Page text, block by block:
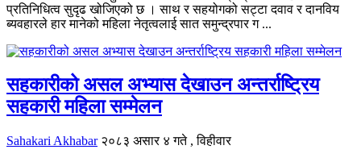
प्रतिनिधित्व सुदृढ खोजिएको छ । साथ र सहयोगको सट्टा दवाव र दानविय
ब्यवहारले हार मानेको महिला नेतृत्वलाई सात समुन्द्रपार ग ...
सहकारीको असल अभ्यास देखाउन अन्तर्राष्ट्रिय
सहकारी महिला सम्मेलन
Sahakari Akhabar २०८३ असार ४ गते , विहीवार